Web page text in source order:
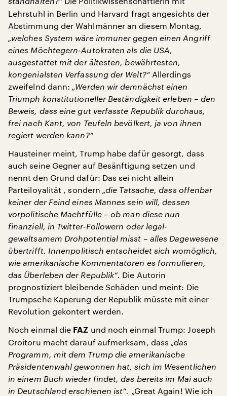
Lehrstuhl in Berlin und Harvard fragt angesichts der
Abstimmung der Wahlmänner an diesem Montag,
„welches System wäre immuner gegen einen Angriff
eines Möchtegern-Autokraten als die USA,
ausgestattet mit der ältesten, bewährtesten,
kongenialsten Verfassung der Welt?“ Allerdings
zweifelnd dann: „Werden wir demnächst einen
Triumph konstitutioneller Beständigkeit erleben – den
Beweis, dass eine gut verfasste Republik durchaus,
frei nach Kant, von Teufeln bevölkert, ja von ihnen
regiert werden kann?“
Hausteiner meint, Trump habe dafür gesorgt, dass
auch seine Gegner auf Besänftigung setzen und
nennt den Grund dafür: Das sei nicht allein
Parteiloyalität , sondern „die Tatsache, dass offenbar
keiner der Feind eines Mannes sein will, dessen
vorpolitische Machtfülle – ob man diese nun
finanziell, in Twitter-Followern oder legal-
gewaltsamem Drohpotential misst – alles Dagewesene
übertrifft. Innenpolitisch entscheidet sich womöglich,
wie amerikanische Kommentatoren es formulieren,
das Überleben der Republik“. Die Autorin
prognostiziert bleibende Schäden und meint: Die
Trumpsche Kaperung der Republik müsste mit einer
Revolution gekontert werden.
Noch einmal die FAZ und noch einmal Trump: Joseph
Croitoru macht darauf aufmerksam, dass „das
Programm, mit dem Trump die amerikanische
Präsidentenwahl gewonnen hat, sich im Wesentlichen
in einem Buch wieder findet, das bereits im Mai auch
in Deutschland erschienen ist“. „Great Again! Wie ich